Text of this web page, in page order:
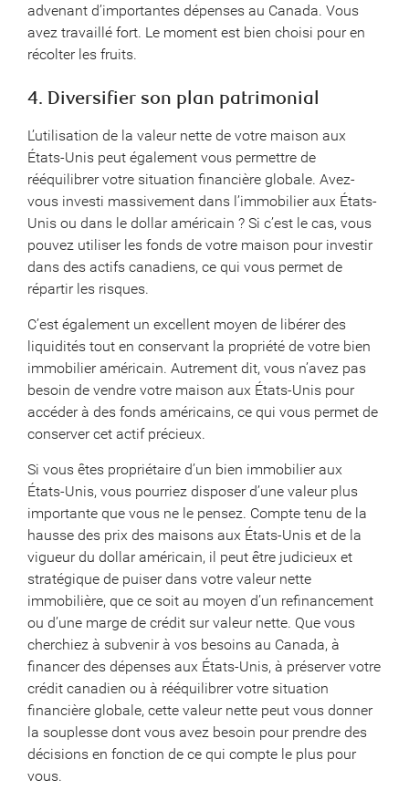
advenant d’importantes dépenses au Canada. Vous
avez travaillé fort. Le moment est bien choisi pour en
récolter les fruits.
4. Diversifier son plan patrimonial
L’utilisation de la valeur nette de votre maison aux
États-Unis peut également vous permettre de
rééquilibrer votre situation financière globale. Avez-
vous investi massivement dans l’immobilier aux États-
Unis ou dans le dollar américain ? Si c’est le cas, vous
pouvez utiliser les fonds de votre maison pour investir
dans des actifs canadiens, ce qui vous permet de
répartir les risques.
C’est également un excellent moyen de libérer des
liquidités tout en conservant la propriété de votre bien
immobilier américain. Autrement dit, vous n’avez pas
besoin de vendre votre maison aux États-Unis pour
accéder à des fonds américains, ce qui vous permet de
conserver cet actif précieux.
Si vous êtes propriétaire d’un bien immobilier aux
États-Unis, vous pourriez disposer d’une valeur plus
importante que vous ne le pensez. Compte tenu de la
hausse des prix des maisons aux États-Unis et de la
vigueur du dollar américain, il peut être judicieux et
stratégique de puiser dans votre valeur nette
immobilière, que ce soit au moyen d’un refinancement
ou d’une marge de crédit sur valeur nette. Que vous
cherchiez à subvenir à vos besoins au Canada, à
financer des dépenses aux États-Unis, à préserver votre
crédit canadien ou à rééquilibrer votre situation
financière globale, cette valeur nette peut vous donner
la souplesse dont vous avez besoin pour prendre des
décisions en fonction de ce qui compte le plus pour
vous.